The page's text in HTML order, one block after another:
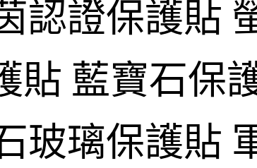
認證保護貼
貼 藍寶石保
玻璃保護貼